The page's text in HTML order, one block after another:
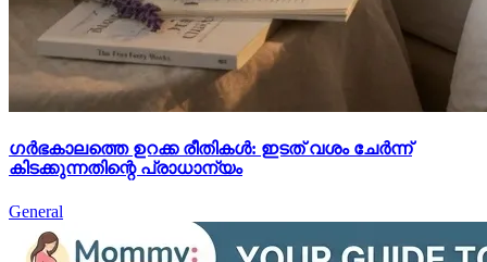
ഗർഭകാലത്തെ ഉറക്ക രീതികൾ: ഇടത് വശം ചേർന്ന്
കിടക്കുന്നതിന്റെ പ്രാധാന്യം
General